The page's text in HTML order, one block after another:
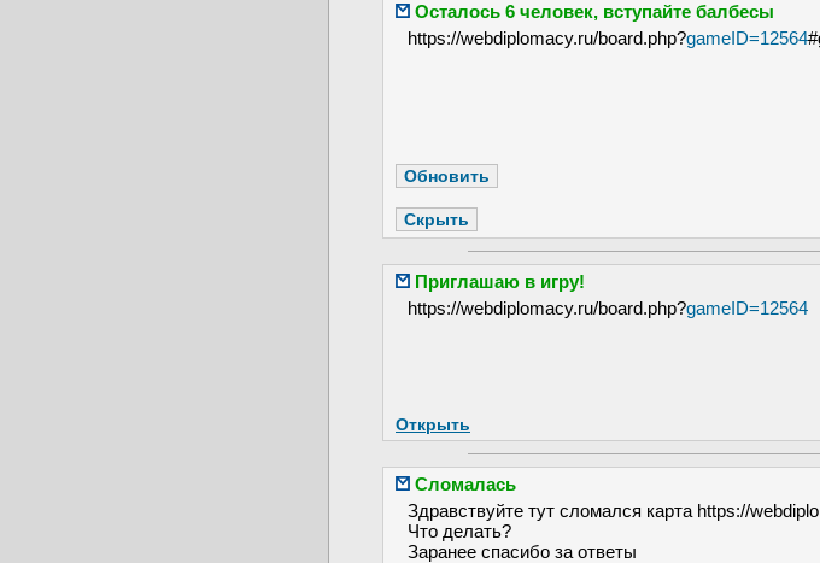
Осталось 6 человек, вступайте балбесы
https://webdiplomacy.ru/board.php?gameID=12564
Приглашаю в игру!
https://webdiplomacy.ru/board.php?gameID=12564
Открыть
Сломалась
Здравствуйте тут сломался карта https://
Что делать?
Заранее спасибо за ответы